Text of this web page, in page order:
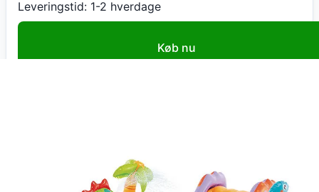
Leveringstid: 1-2 hverdage
Køb nu